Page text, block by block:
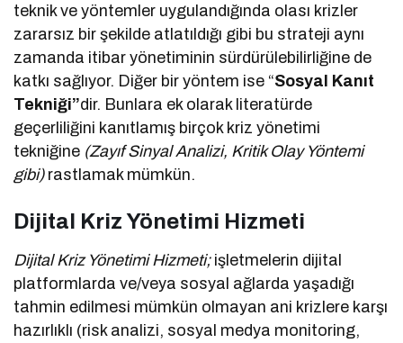
teknik ve yöntemler uygulandığında olası krizler
zararsız bir şekilde atlatıldığı gibi bu strateji aynı
zamanda itibar yönetiminin sürdürülebilirliğine de
katkı sağlıyor. Diğer bir yöntem ise “Sosyal Kanıt
Tekniği”dir. Bunlara ek olarak literatürde
geçerliliğini kanıtlamış birçok kriz yönetimi
tekniğine (Zayıf Sinyal Analizi, Kritik Olay Yöntemi
gibi)rastlamak mümkün.
Dijital Kriz Yönetimi Hizmeti
Dijital Kriz Yönetimi Hizmeti;işletmelerin dijital
platformlarda ve/veya sosyal ağlarda yaşadığı
tahmin edilmesi mümkün olmayan ani krizlere karşı
hazırlıklı (risk analizi, sosyal medya monitoring,